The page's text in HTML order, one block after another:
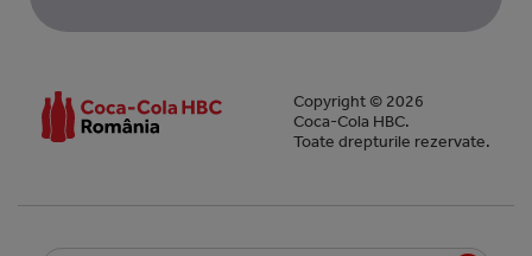
Copyright © 2026
Coca-Cola HBC.
Toate drepturile rezervate.